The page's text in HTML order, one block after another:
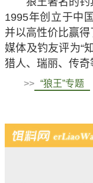
1995年创立于中
并以高性价比赢
媒体及钓友评为“
猎人、瑞丽、传奇
>> “狼王”专题